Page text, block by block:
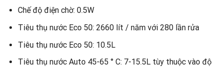
Chế độ điện chờ: 0.5W
Tiêu thụ nước Eco 50: 2660 lít / năm với 280 lần rửa
Tiêu thụ nước Eco 50: 10.5L
Tiêu thụ nước Auto 45-65 ° C: 7-15.5L tùy thuộc vào độ